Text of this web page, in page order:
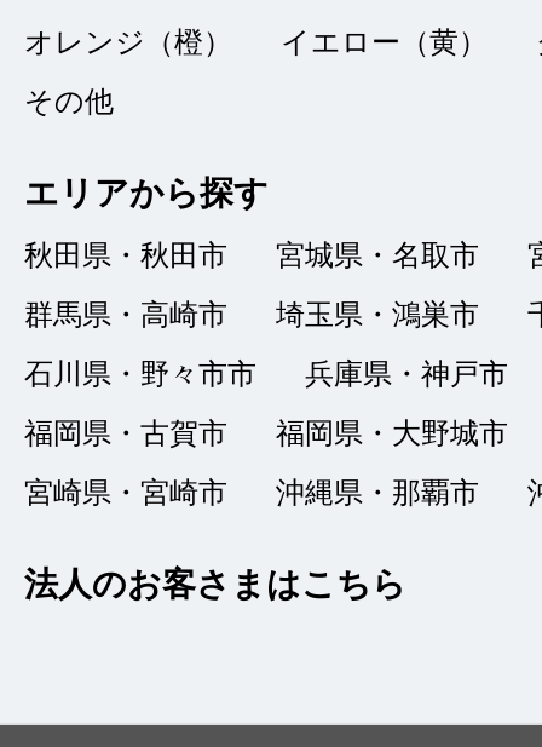
していただき、ま
★★★★ ★
4
総合評価
2022/02/03
本日、納車
Jay
販売店の評価
接客： 4 ｜ 雰囲
担当者の方の対応
オレンジ（橙）
イエロー（黄）
その他
エリアから探す
秋田県・秋田市 宮城県・名取市
群馬県・高崎市
埼玉県・鴻巣市
石川県・野々市市
兵庫県・神戸市
福岡県・古賀市
福岡県・大野城市
宮崎県・宮崎市
沖縄県・那覇市
法人のお客さまはこちら